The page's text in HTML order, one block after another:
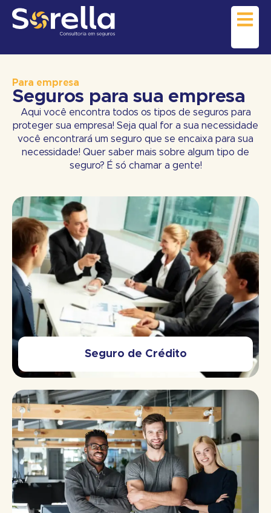
Para empresa
Seguros para sua empresa​
Aqui você encontra todos os tipos de seguros para
proteger sua empresa! Seja qual for a sua necessidade
você encontrará um seguro que se encaixa para sua
necessidade! Quer saber mais sobre algum tipo de
seguro? É só chamar a gente!
Seguro de Crédito